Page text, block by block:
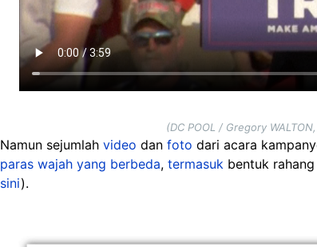
(DC POOL / Gregory
Namun sejumlah video dan foto dari acara
paras wajah yang berbeda, termasuk bentuk
sini).